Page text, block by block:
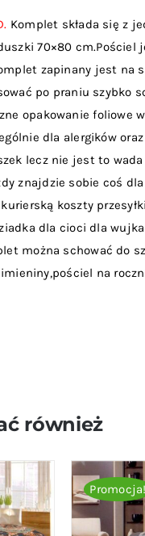
Komplet składa się z
70×80
zapinany jest na
po praniu szybko
opakowanie foliowe
dla alergików
lecz nie jest to
znajdzie sobie coś
koszty
dla cioci dla
można schować do
na
również
Promocja!